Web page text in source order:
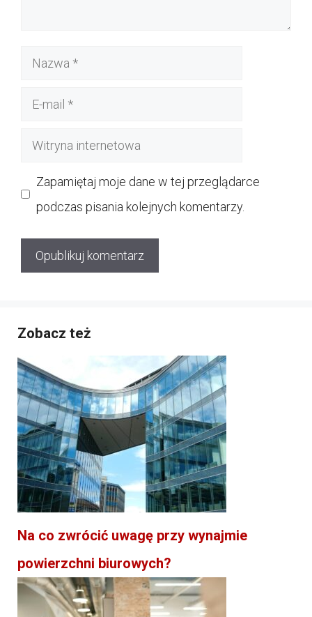
Nazwa
Witryna
Zapamiętaj moje dane w tej przeglądarce
podczas pisania kolejnych komentarzy.
Zobacz też
Na co zwrócić uwagę przy wynajmie
powierzchni biurowych?